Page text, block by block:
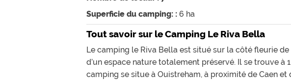
Superficie du camping: : 6 ha
Tout savoir sur le Camping Le Riva Bella
Le camping le Riva Bella est situé sur la côté fleurie
d’un espace nature totalement préservé. Il se trouve
camping se situe à Ouistreham, à proximité de Caen